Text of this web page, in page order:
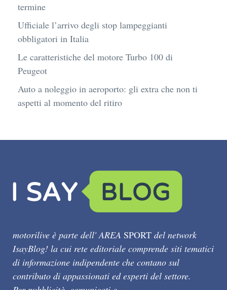
termine
Ufficiale l’arrivo degli stop lampeggianti
obbligatori in Italia
Le caratteristiche del motore Turbo 100 di
Peugeot
Auto a noleggio in aeroporto: gli extra che non ti
aspetti al momento del ritiro
motorilive è parte dell' AREA SPORT del network
IsayBlog! la cui rete editoriale comprende siti tematici
di informazione indipendente che contano sul
contributo di appassionati ed esperti del settore.